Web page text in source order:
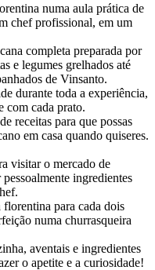
numa aula prática de
chef profissional, em um
completa preparada por
e legumes grelhados até
de Vinsanto.
durante toda a experiência,
com cada prato.
receitas para que possas
em casa quando quiseres.
visitar o mercado de
ingredientes
para cada dois
numa churrasqueira
aventais e ingredientes
o apetite e a curiosidade!